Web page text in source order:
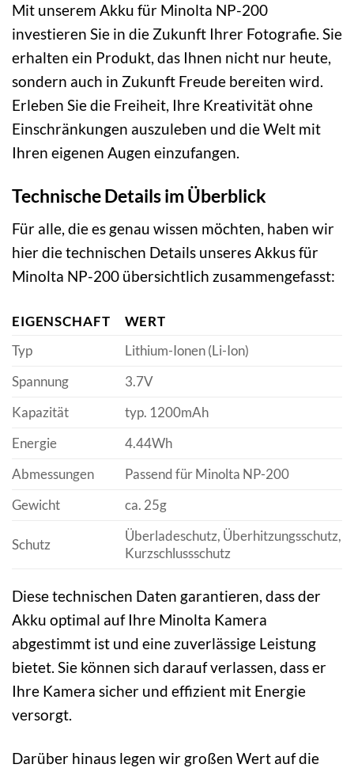
Mit unserem Akku für Minolta NP-200
investieren Sie in die Zukunft Ihrer Fotografie. Sie
erhalten ein Produkt, das Ihnen nicht nur heute,
sondern auch in Zukunft Freude bereiten wird.
Erleben Sie die Freiheit, Ihre Kreativität ohne
Einschränkungen auszuleben und die Welt mit
Ihren eigenen Augen einzufangen.
Technische Details im Überblick
Für alle, die es genau wissen möchten, haben wir
hier die technischen Details unseres Akkus für
Minolta NP-200 übersichtlich zusammengefasst:
EIGENSCHAFT
WERT
Typ
Lithium-Ionen (Li-Ion)
Spannung
3.7V
Kapazität
typ. 1200mAh
Energie
4.44Wh
Abmessungen
Passend für Minolta NP-200
Gewicht
ca. 25g
Schutz
Überladeschutz, Überhitzungsschutz,
Kurzschlussschutz
Diese technischen Daten garantieren, dass der
Akku optimal auf Ihre Minolta Kamera
abgestimmt ist und eine zuverlässige Leistung
bietet. Sie können sich darauf verlassen, dass er
Ihre Kamera sicher und effizient mit Energie
versorgt.
Darüber hinaus legen wir großen Wert auf die